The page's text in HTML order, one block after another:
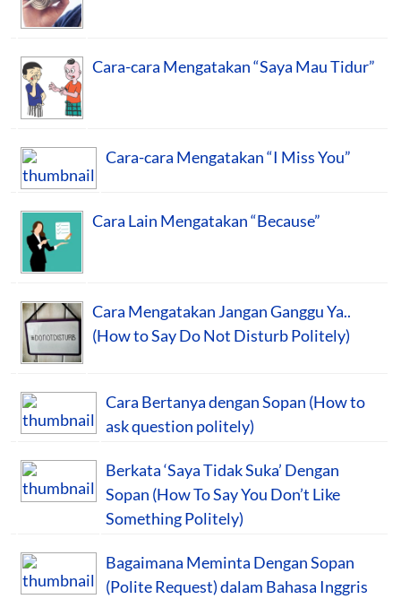
Cara-cara Mengatakan “Saya Mau Tidur”
Cara-cara Mengatakan “I Miss You”
Cara Lain Mengatakan “Because”
Cara Mengatakan Jangan Ganggu Ya..
(How to Say Do Not Disturb Politely)
Cara Bertanya dengan Sopan (How to
ask question politely)
Berkata ‘Saya Tidak Suka’ Dengan
Sopan (How To Say You Don’t Like
Something Politely)
Bagaimana Meminta Dengan Sopan
(Polite Request) dalam Bahasa Inggris